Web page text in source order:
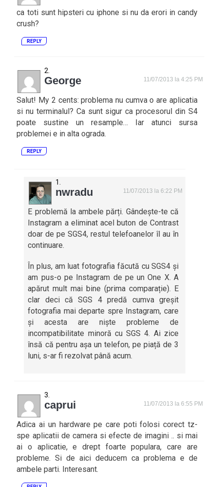
ca toti sunt hipsteri cu iphone si nu da erori in candy
crush?
REPLY
George 11/07/2013 la 4:25 PM
Salut! My 2 cents: problema nu cumva o are aplicatia
si nu terminalul? Ca sunt sigur ca procesorul din S4
poate sustine un resample… Iar atunci sursa
problemei e in alta ograda.
REPLY
nwradu 11/07/2013 la 6:22 PM
E problemă la ambele părți. Gândește-te că
Instagram a eliminat acel buton de Contrast
doar de pe SGS4, restul telefoanelor îl au în
continuare.
În plus, am luat fotografia făcută cu SGS4 și
am pus-o pe Instagram de pe un One X. A
apărut mult mai bine (prima comparație). E
clar deci că SGS 4 predă cumva greșit
fotografia mai departe spre Instagram, care
și acesta are niște probleme de
incompatibilitate minoră cu SGS 4. Ai zice
însă că pentru așa un telefon, pe piață de 3
luni, s-ar fi rezolvat până acum.
caprui 11/07/2013 la 6:55 PM
Adica ai un hardware pe care poti folosi corect tz-
spe aplicatii de camera si efecte de imagini .. si mai
ai o aplicatie, e drept foarte populara, care are
probleme. Si de aici deducem ca problema e de
ambele parti. Interesant.